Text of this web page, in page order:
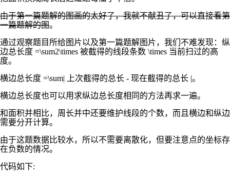
由于第一篇题解的图画的太好了，我就不献丑了，可以直接看第
一篇题解的图。
通过观察题目所给图片以及第一篇题解图片，我们不难发现：纵
边总长度 =\sum2\times 被截得的线段条数 \times 当前扫过的高
度。
横边总长度 =\sum| 上次截得的总长 - 现在截得的总长 |。
横边总长度也可以用求纵边总长度相同的方法再求一遍。
和面积并相比，周长并中还要维护线段的个数，而且横边和纵边
需要分开计算。
由于这题数据比较水，所以不需要离散化，但要注意点的坐标存
在负数的情况。
代码如下: